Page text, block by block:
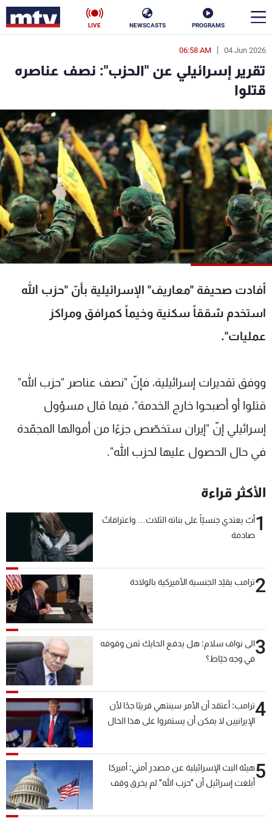
PROGRAMS
NEWSCASTS
LIVE
04 Jun 2026
06:58 AM
تقرير إسرائيلي عن "الحزب": نصف عناصره
قتلوا
أفادت صحيفة "معاريف" الإسرائيلية بأنّ "حزب الله
استخدم شققاً سكنية وخيماً كمرافق ومراكز
عمليات".
ووفق تقديرات إسرائيلية، فإنّ "نصف عناصر "حزب الله"
قتلوا أو أصبحوا خارج الخدمة"، فيما قال مسؤول
إسرائيلي إنّ "إيران ستخصّص جزءًا من أموالها المجمّدة
في حال الحصول عليها لحزب الله".
الأكثر قراءة
1أبٌ يعتدي جنسيّاً على بناته الثلاث… واعترافاتٌ
صادمة
2ترامب يقيّد الجنسية الأميركية بالولادة
3الى نواف سلام: هل يدفع الحايك ثمن وقوفه
في وجه خيّاط؟
4ترامب: أعتقد أن الأمر سينتهي قريبًا جدًا لأن
الإيرانيين لا يمكن أن يستمروا على هذا الحال
5هيئة البث الإسرائيلية عن مصدر أمني: أميركا
أبلغت إسرائيل أن "حزب الله" لم يخرق وقف
en
الأخبار
سياسة ناس
إقتصاد فن
منوعات رياضة
كأس العالم
البرامج
جدول البرامج
شاهد البرامج
عن MTV
سياسة الخصوصية